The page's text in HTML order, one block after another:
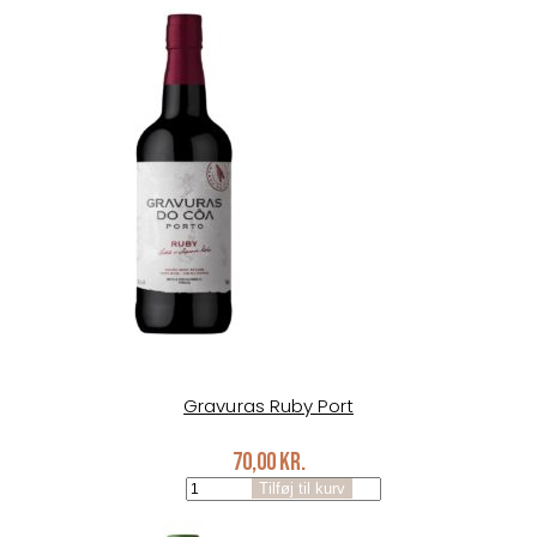
Port
antal
Gravuras Ruby Port
70,00kr.
Gravuras
Ruby
Port
Tilføj til kurv